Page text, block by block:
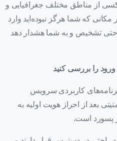
کسی از مناطق مختلف جغرافیایی و
که شما هرگز نبوده‌اید وارد
تشخیص و به شما هشدار دهد
را بررسی کنید
کاربردی سرویس
بعد از احراز هویت اولیه به
پسورد است.